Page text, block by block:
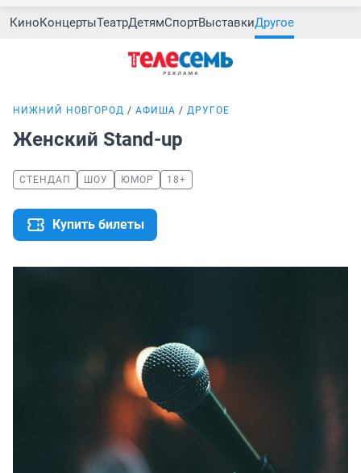
КиноКонцертыТеатрДетямСпортВыставкиДругое
НИЖНИЙ НОВГОРОД АФИША ДРУГОЕ
Женский Stand-up
СТЕНДАП ШОУ ЮМОР 18+
Купить билеты